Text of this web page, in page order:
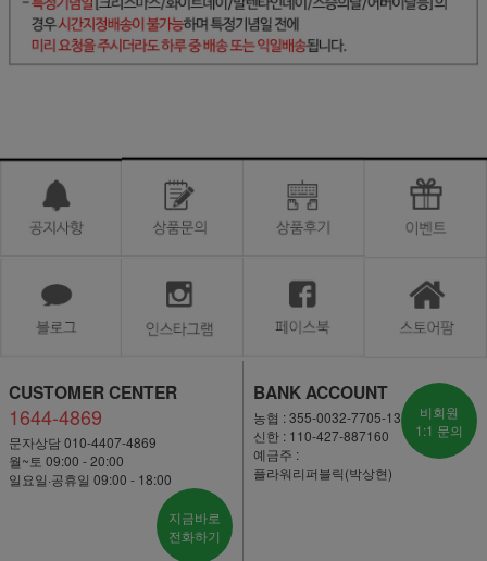
CUSTOMER CENTER
1644-4869
문자상담 010-4407-4869
월~토 09:00 - 20:00
일요일·공휴일 09:00 - 18:00
지금바로
전화하기
BANK ACCOUNT
농협 : 355-0032-7705-13
신한 : 110-427-887160
예금주 :
플라워리퍼블릭(박상현)
비회원
1:1 문의